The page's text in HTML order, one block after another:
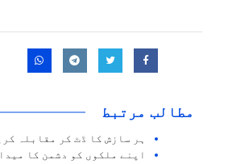
مطالب مرتبط
ہر سازش کا ڈٹ کر مقابلہ
اپنے ملکوں کو دشمن کا